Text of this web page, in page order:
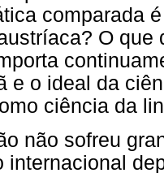
comparada
O
e o ideal da
ciência da
não sofreu
internacional